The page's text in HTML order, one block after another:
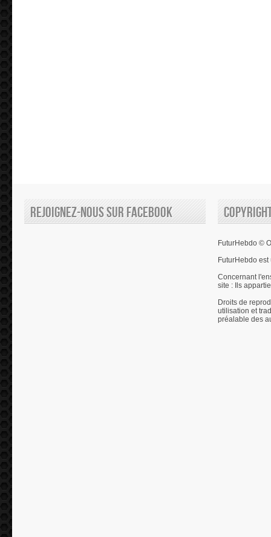
Rejoignez-nous sur Facebook
FuturHebdo ©
FuturHebdo
Concernant
site : Ils
Droits de
utilisation et
préalable des